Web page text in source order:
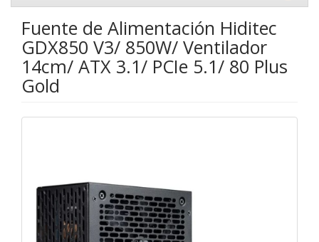
Fuente de Alimentación Hiditec
GDX850 V3/ 850W/ Ventilador
14cm/ ATX 3.1/ PCIe 5.1/ 80 Plus
Gold